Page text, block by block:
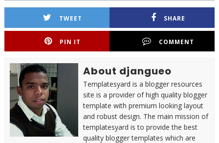
TWEET SHARE
PIN IT COMMENT
About djangueo
Templatesyard is a blogger resources
site is a provider of high quality blogger
template with premium looking layout
and robust design. The main mission of
templatesyard is to provide the best
quality blogger templates which are